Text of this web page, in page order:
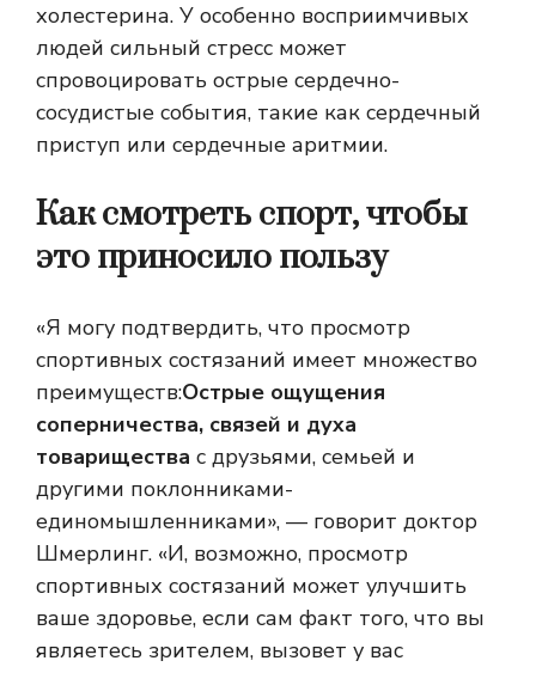
холестерина. У особенно восприимчивых
людей сильный стресс может
спровоцировать острые сердечно-
сосудистые события, такие как сердечный
приступ или сердечные аритмии.
Как смотреть спорт, чтобы
это приносило пользу
«Я могу подтвердить, что просмотр
спортивных состязаний имеет множество
преимуществ:Острые ощущения
соперничества, связей и духа
товарищества с друзьями, семьей и
другими поклонниками-
единомышленниками», — говорит доктор
Шмерлинг. «И, возможно, просмотр
спортивных состязаний может улучшить
ваше здоровье, если сам факт того, что вы
являетесь зрителем, вызовет у вас